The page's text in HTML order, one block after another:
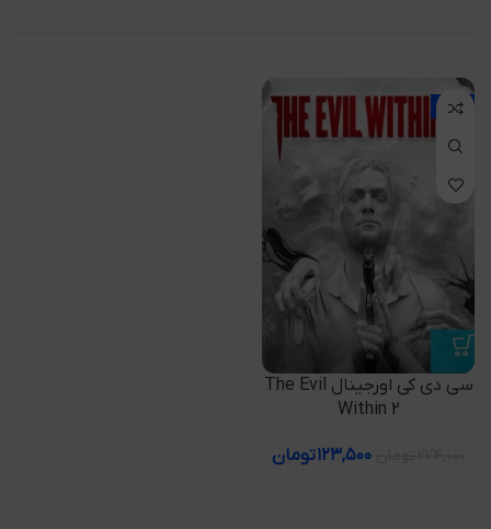
-55%
سی دی کی اورجینال The Evil
Within 2
۱۲۳,۵۰۰تومان